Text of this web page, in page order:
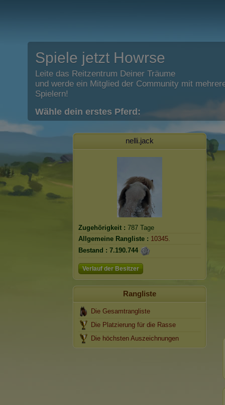
Spiele jetzt Howrse
Leite das Reitzentrum Deiner Träume
und werde ein Mitglied der Community mit
Spielern!
Wähle dein erstes Pferd:
nelli.jack
Zugehörigkeit : 787 Tage
Allgemeine Rangliste : 10345.
Bestand : 7.190.744
Verlauf der Besitzer
Rangliste
Die Gesamtrangliste
Die Platzierung für die Rasse
Die höchsten Auszeichnungen